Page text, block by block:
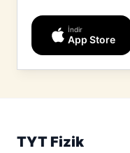
İndir
App Store
TYT Fizik